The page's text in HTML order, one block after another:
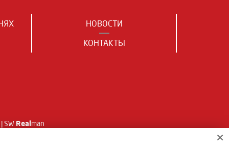
НОВОСТИ
КОНТАКТЫ
| SW Realman
×